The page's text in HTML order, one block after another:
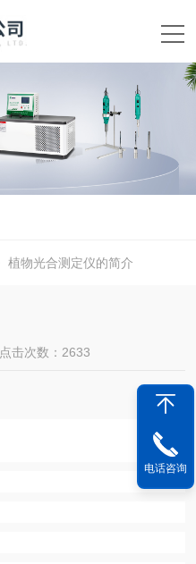
植物光合测定仪的简介
点击次数：2633
电话咨询